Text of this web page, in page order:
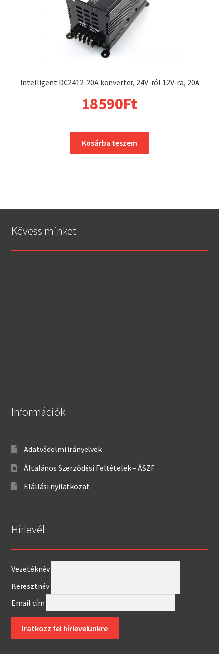
Intelligent DC2412-20A konverter, 24V-ról 12V-ra, 20A
18590Ft
Kosárba teszem
Kövess minket
Információk
Adatvédelmi irányelvek
Általános Szerződési Feltételek – ÁSZF
Elállási nyilatkozat
Hírlevél
Vezetéknév
Keresztnév
Email cím